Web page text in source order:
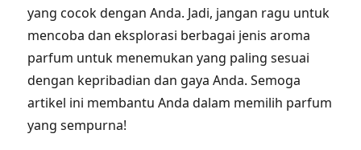
yang cocok dengan Anda. Jadi, jangan ragu untuk
mencoba dan eksplorasi berbagai jenis aroma
parfum untuk menemukan yang paling sesuai
dengan kepribadian dan gaya Anda. Semoga
artikel ini membantu Anda dalam memilih parfum
yang sempurna!